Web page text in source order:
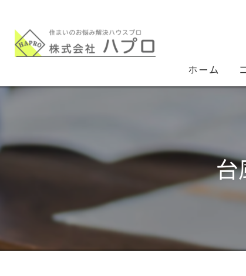
ホーム
台